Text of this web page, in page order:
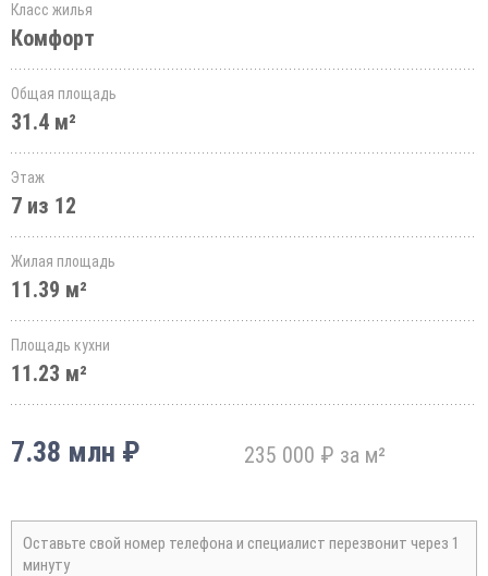
Класс жилья
Комфорт
Общая площадь
31.4 м²
Этаж
7 из 12
Жилая площадь
11.39 м²
Площадь кухни
11.23 м²
7.38 млн ₽ 235 000 ₽ за м²
Оставьте свой номер телефона и специалист перезвонит через 1
минуту